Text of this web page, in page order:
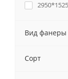
Вид фанеры
Сорт